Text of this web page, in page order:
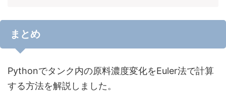
まとめ
Pythonでタンク内の原料濃度変化をEuler法で計算
する方法を解説しました。